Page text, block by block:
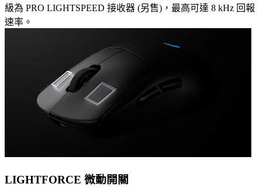
級為 PRO LIGHTSPEED 接收器 (另售)，最高可達 8 kHz 回報
速率。
LIGHTFORCE 微動開關